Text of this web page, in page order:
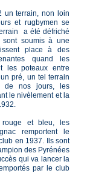
un terrain, non loin
et rugbymen se
a été défriché
soumis à une
place à des
quand les
les poteaux entre
pré, un tel terrain
de nos jours, les
le nivèlement et la
rouge et bleu, les
remportent le
en 1937. Ils sont
des Pyrénées
qui va lancer la
par le club